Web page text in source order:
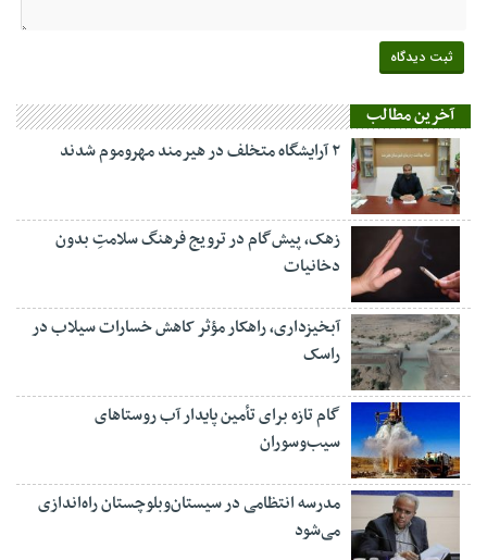
آخرین مطالب
۲ آرایشگاه متخلف در هیرمند مهروموم شدند
زهک، پیش‌گام در ترویج فرهنگ سلامتِ بدون
دخانیات
آبخیزداری، راهکار مؤثر کاهش خسارات سیلاب در
راسک
گام تازه برای تأمین پایدار آب روستاهای
سیب‌وسوران
مدرسه انتظامی در سیستان‌وبلوچستان راه‌اندازی
می‌شود